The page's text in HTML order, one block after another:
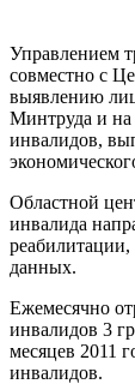
Управлением
совместно с
выявлению
Минтруда и на
инвалидов,
Областной
инвалида
реабилитации,
данных.
Ежемесячно
инвалидов 3
месяцев 2011
инвалидов.